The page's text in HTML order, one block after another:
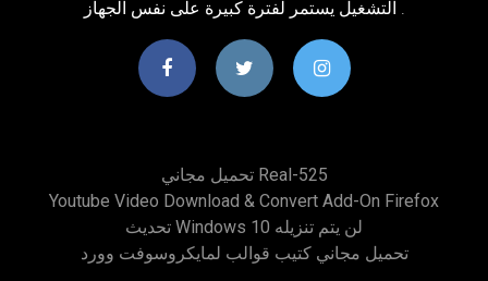
تحميل مجاني Real-525
Youtube Video Download & Convert Add-On Firefox
تحديث Windows 10 لن يتم تنزيله
تحميل مجاني كتيب قوالب لمايكروسوفت وورد